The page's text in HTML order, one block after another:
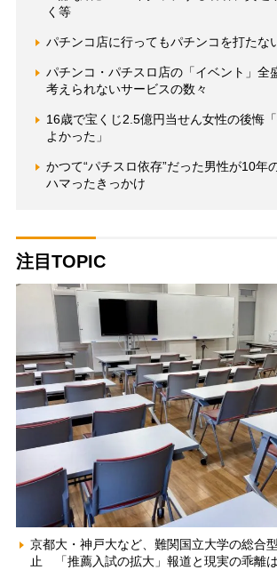
く等
パチンコ店に行ってもパチンコを打たな
パチンコ・パチスロ店の「イベント」
考えられないサービスの数々
16歳で宝くじ2.5億円当せん女性の後悔
よかった」
かつて“パチスロ依存”だった男性が10年
ハマったきっかけ
注目TOPIC
京都大・神戸大など、難関国立大学の総合
止 「推薦入試の拡大」報道と現実の乖離